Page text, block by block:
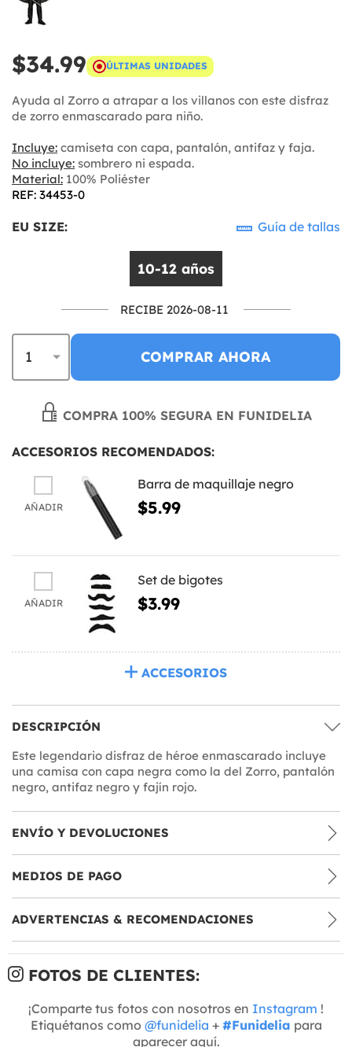
$34.99 ÚLTIMAS UNIDADES
Ayuda al Zorro a atrapar a los villanos con este disfraz
de zorro enmascarado para niño.
Incluye: camiseta con capa, pantalón, antifaz y faja.
No incluye: sombrero ni espada.
Material: 100% Poliéster
REF: 34453-0
EU SIZE: Guía de tallas
10-12 años
RECIBE 2026-08-11
COMPRAR AHORA
COMPRA 100% SEGURA EN FUNIDELIA
ACCESORIOS RECOMENDADOS:
AÑADIR
Barra de maquillaje negro
$5.99
AÑADIR
Set de bigotes
$3.99
ACCESORIOS
DESCRIPCIÓN
Este legendario disfraz de héroe enmascarado incluye
una camisa con capa negra como la del Zorro, pantalón
negro, antifaz negro y fajín rojo.
ENVÍO Y DEVOLUCIONES
MEDIOS DE PAGO
ADVERTENCIAS & RECOMENDACIONES
FOTOS DE CLIENTES:
¡Comparte tus fotos con nosotros en Instagram !
Etiquétanos como @funidelia + #Funidelia para
aparecer aquí.